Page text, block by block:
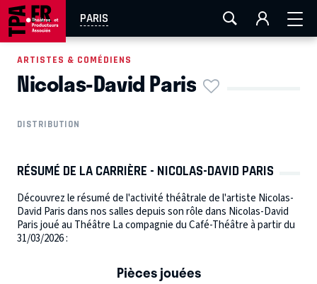
PARIS
AIX-MARSEILLE LA ROCHELLE
EN TOURNÉE
ARTISTES & COMÉDIENS
Nicolas-David Paris
DISTRIBUTION
RÉSUMÉ DE LA CARRIÈRE - NICOLAS-DAVID PARIS
Découvrez le résumé de l'activité théâtrale de l'artiste Nicolas-
David Paris dans nos salles depuis son rôle dans Nicolas-David
Paris joué au Théâtre La compagnie du Café-Théâtre à partir du
31/03/2026 :
Pièces jouées